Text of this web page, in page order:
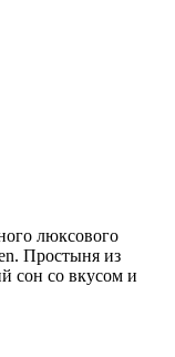
люксового
Простыня из
сон со вкусом и